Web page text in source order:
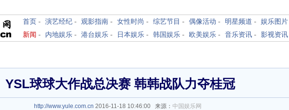
首页 - 演艺经纪 - 观影指南 - 女性时尚 - 综艺节目 - 偶像活动 - 明星频道 - 娱乐图片
新闻 - 内地娱乐 - 港台娱乐 - 日本娱乐 - 韩国娱乐 - 欧美娱乐 - 音乐资讯 - 影视资讯
YSL球球大作战总决赛 韩韩战队力夺桂冠
http://www.yule.com.cn 2016-11-18 10:46:00 来源： 中国娱乐网